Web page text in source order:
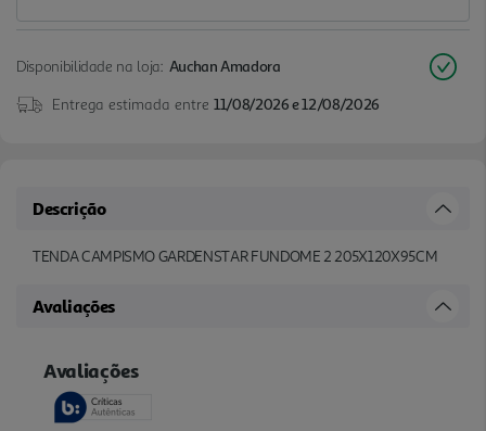
Disponibilidade na loja: Auchan Amadora
Entrega estimada entre 11/08/2026 e 12/08/2026
Descrição
TENDA CAMPISMO GARDENSTAR FUNDOME 2 205X120X95CM
Avaliações